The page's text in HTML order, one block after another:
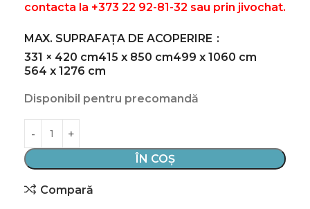
contacta la +373 22 92-81-32 sau prin jivochat.
MAX. SUPRAFAȚA DE ACOPERIRE
331 × 420 cm415 x 850 cm499 x 1060 cm
564 x 1276 cm
Disponibil pentru precomandă
ÎN COȘ
Compară